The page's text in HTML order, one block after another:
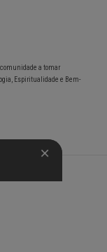
a tomar
Espiritualidade e Bem-